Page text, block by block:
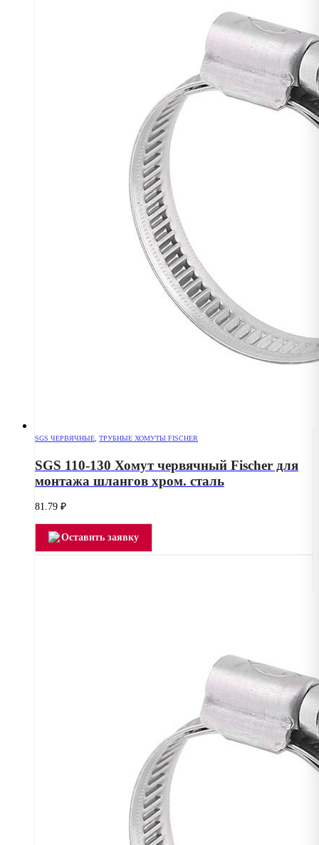
SGS ЧЕРВЯЧНЫЕ ТРУБНЫЕ ХОМУТЫ FISCHER
SGS 110-130 Хомут червячный Fischer для
монтажа шлангов хром. сталь
81.79 ₽
Оставить заявку